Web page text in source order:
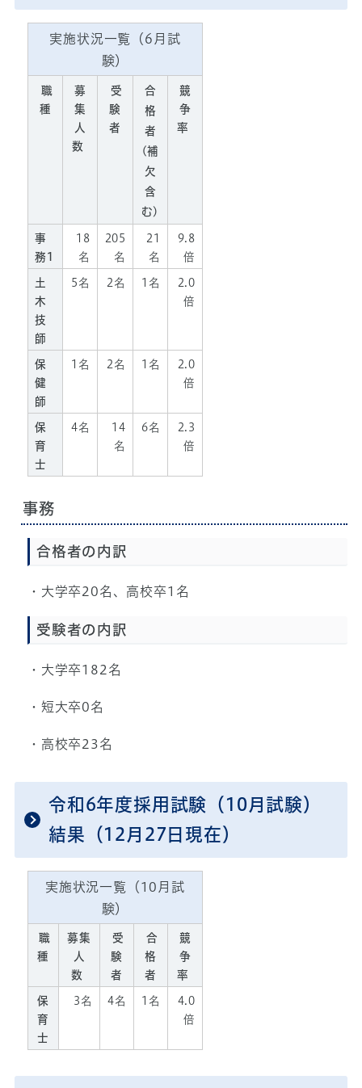
実施状況一覧（6月試
験）
職
種
募
集
人
数
受
験
者
合
格
者
(補
欠
含
む)
競
争
率
事
務1
18
名
205
名
21
名
9.8
倍
土
木
技
師
5名 2名 1名
2.0
倍
保
健
師
1名 2名 1名
2.0
倍
保
育
士
4名
14
名
6名
2.3
倍
事務
合格者の内訳
・大学卒20名、高校卒1名
受験者の内訳
・大学卒182名
・短大卒0名
・高校卒23名
令和6年度採用試験（10月試験）
結果（12月27日現在）
実施状況一覧（10月試
験）
職
種
募集
人
数
受
験
者
合
格
者
競
争
率
保
育
士
3名 4名 1名
4.0
倍